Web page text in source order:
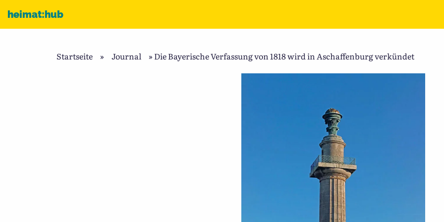
heimat:hub
Startseite » Journal » Die Bayerische Verfassung von 1818 wird in Aschaffenburg verkündet